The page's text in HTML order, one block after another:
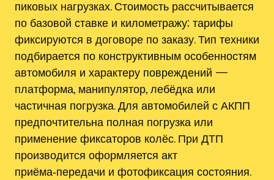
пиковых нагрузках. Стоимость рассчитывается
по базовой ставке и километражу; тарифы
фиксируются в договоре по заказу. Тип техники
подбирается по конструктивным особенностям
автомобиля и характеру повреждений —
платформа, манипулятор, лебёдка или
частичная погрузка. Для автомобилей с АКПП
предпочтительна полная погрузка или
применение фиксаторов колёс. При ДТП
производится оформляется акт
приёма‑передачи и фотофиксация состояния.